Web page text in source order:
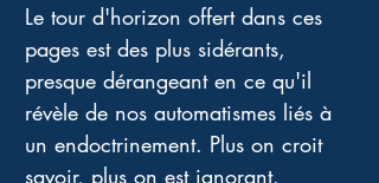
Le tour d'horizon offert dans ces
pages est des plus sidérants,
presque dérangeant en ce qu'il
révèle de nos automatismes liés à
un endoctrinement. Plus on croit
savoir, plus on est ignorant.